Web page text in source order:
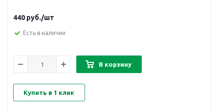
440 руб./шт
Есть в наличии
В корзину
Купить в 1 клик